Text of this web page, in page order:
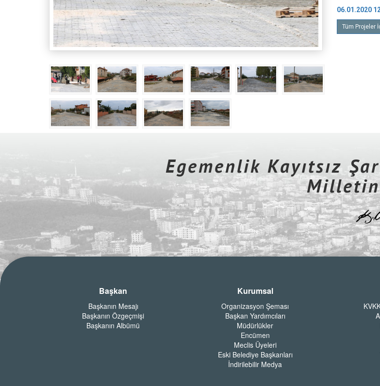
06.01.2020
Tüm Projeler
Egemenlik Kayıtsız
Başkan
Başkanın Mesajı
Başkanın Özgeçmişi
Başkanın Albümü
Kurumsal
Organizasyon Şeması
Başkan Yardımcıları
Müdürlükler
Encümen
Meclis Üyeleri
Eski Belediye Başkanları
İndirilebilir Medya